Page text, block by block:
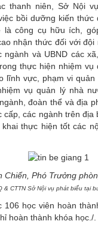
thanh niên, Sở Nội
bồi dưỡng kiến thức
là công cụ hữu ích,
nhận thức đối với đội
ngành và UBND các
thực hiện nhiệm vụ
lĩnh vực, phạm vi quản
vụ quản lý nhà
đoàn thể và địa
cấp, các ngành trên địa
thực hiện tốt các
Chiến, Phó Trưởng
& CTTN Sở Nội vụ phát biểu tại
106 học viên hoàn
hoàn thành khóa học./.